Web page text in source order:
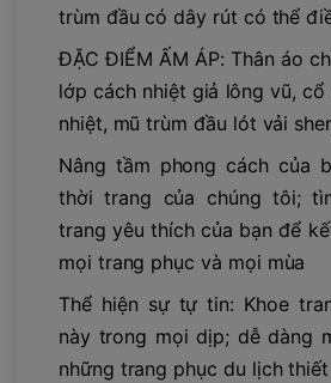
trùm đầu có dây rút có thể
ĐẶC ĐIỂM ẤM ÁP: Thân áo
lớp cách nhiệt giả lông vũ,
nhiệt, mũ trùm đầu lót vải
Nâng tầm phong cách của
thời trang của chúng tôi;
trang yêu thích của bạn để
mọi trang phục và mọi mùa
Thể hiện sự tự tin: Khoe
này trong mọi dịp; dễ dàng
những trang phục du lịch